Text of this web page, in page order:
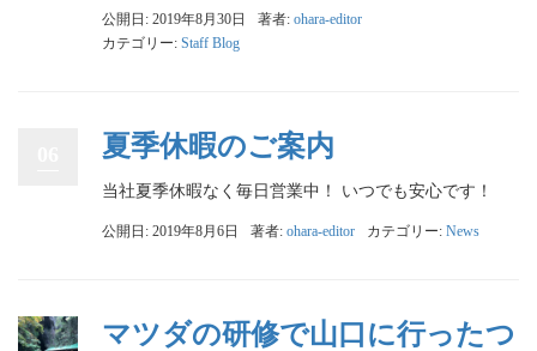
公開日: 2019年8月30日 著者: ohara-editor
カテゴリー: Staff Blog
夏季休暇のご案内
当社夏季休暇なく毎日営業中！ いつでも安心です！
公開日: 2019年8月6日 著者: ohara-editor カテゴリー: News
マツダの研修で山口に行ったつ